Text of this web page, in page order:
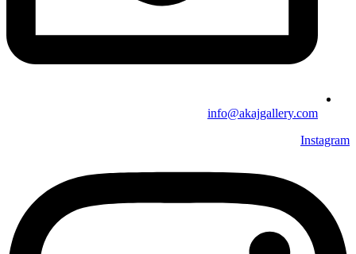
info@akajgallery.com
Instagram